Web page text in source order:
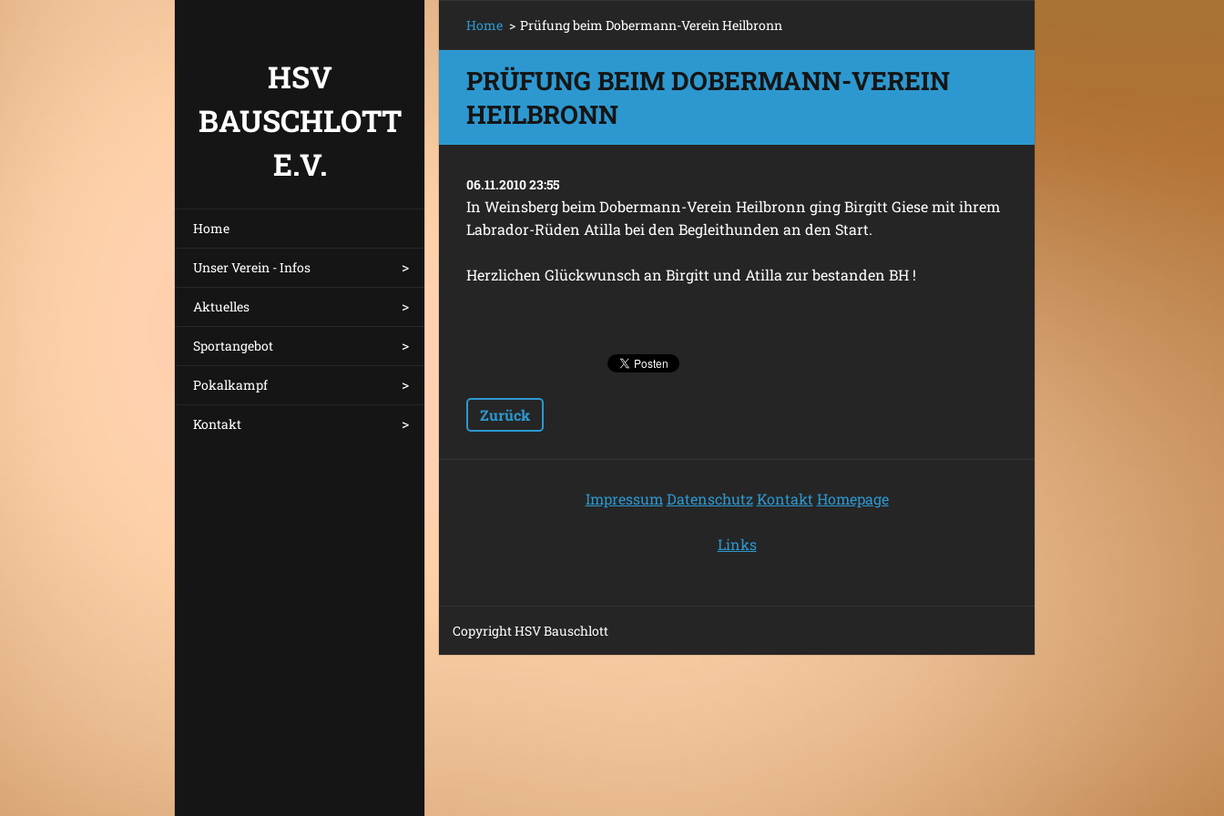
HSV
BAUSCHLOTT
E.V.
Home
Unser Verein - Infos
Aktuelles
Sportangebot
Pokalkampf
Kontakt
Home > Prüfung beim Dobermann-Verein Heilbronn
PRÜFUNG BEIM DOBERMANN-VEREIN
HEILBRONN
06.11.2010 23:55
In Weinsberg beim Dobermann-Verein Heilbronn ging Birgitt Giese mit ihrem
Labrador-Rüden Atilla bei den Begleithunden an den Start.
Herzlichen Glückwunsch an Birgitt und Atilla zur bestanden BH !
Zurück
Impressum Datenschutz Kontakt Homepage
Links
Copyright HSV Bauschlott